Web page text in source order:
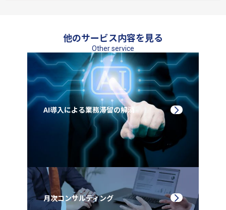
他のサービス内容を見る
Other service
AI導入による業務滞留の解消
月次コンサルティング